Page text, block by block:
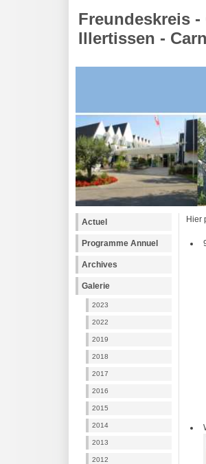
Freundeskreis
Illertissen -
Actuel
Programme Annuel
Archives
Galerie
2023
2022
2019
2018
2017
2016
2015
2014
2013
2012
Hier